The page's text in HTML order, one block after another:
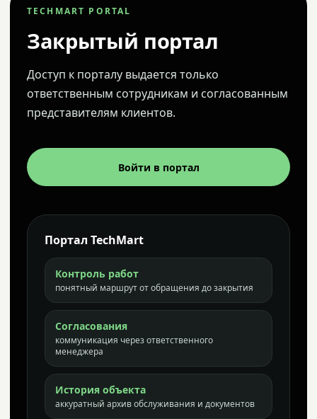
TECHMART PORTAL
Закрытый портал
Доступ к порталу выдается только
ответственным сотрудникам и согласованным
представителям клиентов.
Войти в портал
Портал TechMart
Контроль работ
понятный маршрут от обращения до закрытия
Согласования
коммуникация через ответственного
менеджера
История объекта
аккуратный архив обслуживания и документов